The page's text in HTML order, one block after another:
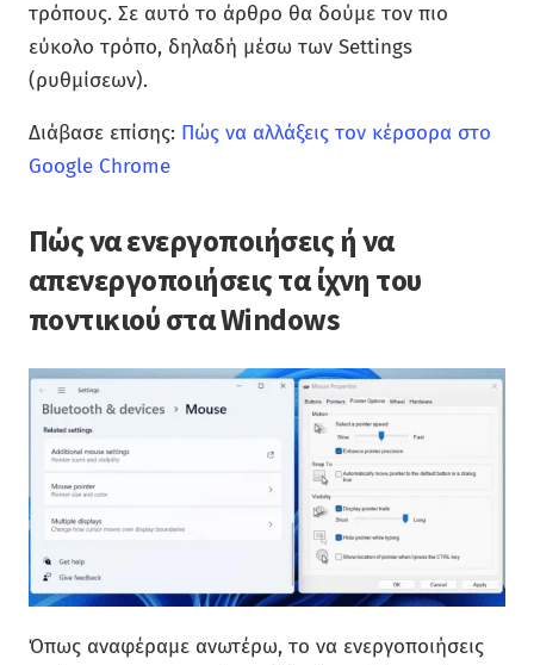
τρόπους. Σε αυτό το άρθρο θα δούμε τον πιο
εύκολο τρόπο, δηλαδή μέσω των Settings
(ρυθμίσεων).
Διάβασε επίσης: Πώς να αλλάξεις τον κέρσορα στο
Google Chrome
Πώς να ενεργοποιήσεις ή να
απενεργοποιήσεις τα ίχνη του
ποντικιού στα Windows
Όπως αναφέραμε ανωτέρω, το να ενεργοποιήσεις